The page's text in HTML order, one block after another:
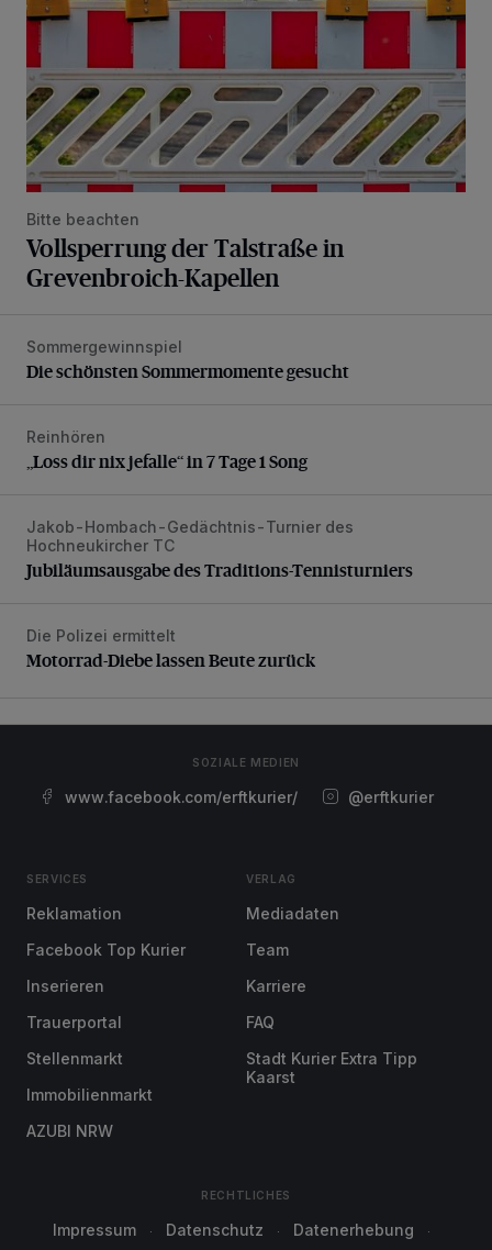
Bitte beachten
Vollsperrung der Talstraße in
Grevenbroich-Kapellen
Die schönsten Sommermomente gesucht
Sommergewinnspiel
Die schönsten Sommermomente gesucht
„Loss dir nix jefalle“ in 7 Tage 1 Song
Reinhören
„Loss dir nix jefalle“ in 7 Tage 1 Song
Jubiläumsausgabe des Traditions-Tennisturniers
Jakob-Hombach-Gedächtnis-Turnier des
Hochneukircher TC
Jubiläumsausgabe des Traditions-Tennisturniers
Motorrad-Diebe lassen Beute zurück
Die Polizei ermittelt
Motorrad-Diebe lassen Beute zurück
SOZIALE MEDIEN
www.facebook.com/erftkurier/ @erftkurier
SERVICES
Reklamation
Facebook Top Kurier
Inserieren
Trauerportal
Stellenmarkt
Immobilienmarkt
AZUBI NRW
VERLAG
Mediadaten
Team
Karriere
FAQ
Stadt Kurier Extra Tipp
Kaarst
RECHTLICHES
Impressum Datenschutz Datenerhebung